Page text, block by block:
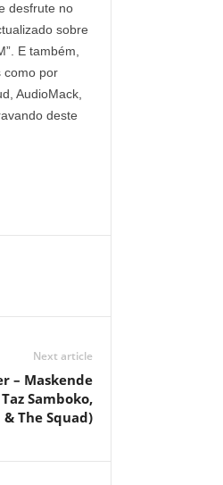
desfrute no
sobre
E também,
como por
AudioMack,
deste
Next article
– Maskende
Samboko,
& The Squad)